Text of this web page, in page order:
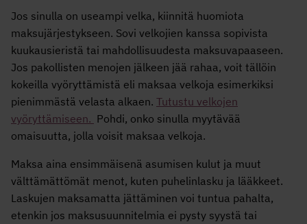
Jos sinulla on useampi velka, kiinnitä huomiota
maksujärjestykseen. Sovi velkojien kanssa sopivista
kuukausieristä tai mahdollisuudesta maksuvapaaseen.
Jos pakollisten menojen jälkeen jää rahaa, voit tällöin
kokeilla vyöryttämistä eli maksaa velkoja esimerkiksi
pienimmästä velasta alkaen. Tutustu velkojen
vyöryttämiseen. Pohdi, onko sinulla myytävää
omaisuutta, jolla voisit maksaa velkoja.
Maksa aina ensimmäisenä asumisen kulut ja muut
välttämättömät menot, kuten puhelinlasku ja lääkkeet.
Laskujen maksamatta jättäminen voi tuntua pahalta,
etenkin jos maksusuunnitelmia ei pysty syystä tai